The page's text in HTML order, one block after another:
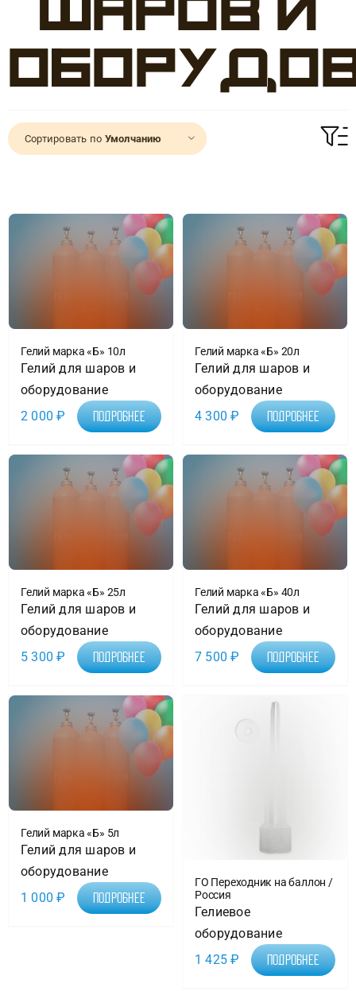
О нас
Отзывы
Политика конфиденциальности
шаров и
Сортировать по Умолчанию
Гелий марка «Б» 10л
Гелий для шаров и
оборудование
2 000₽ Подробнее
Гелий марка «Б» 20л
Гелий для шаров и
оборудование
4 300₽ Подробнее
Гелий марка «Б» 25л
Гелий для шаров и
оборудование
5 300₽ Подробнее
Гелий марка «Б» 40л
Гелий для шаров и
оборудование
7 500₽ Подробнее
Гелий марка «Б» 5л
Гелий для шаров и
оборудование
1 000₽ Подробнее
ГО Переходник на баллон /
Россия
Гелиевое
оборудование
1 425₽ Подробнее